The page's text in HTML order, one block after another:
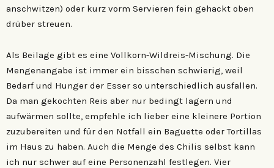
anschwitzen) oder kurz vorm Servieren fein gehackt oben
drüber streuen.
Als Beilage gibt es eine Vollkorn-Wildreis-Mischung. Die
Mengenangabe ist immer ein bisschen schwierig, weil
Bedarf und Hunger der Esser so unterschiedlich ausfallen.
Da man gekochten Reis aber nur bedingt lagern und
aufwärmen sollte, empfehle ich lieber eine kleinere Portion
zuzubereiten und für den Notfall ein Baguette oder Tortillas
im Haus zu haben. Auch die Menge des Chilis selbst kann
ich nur schwer auf eine Personenzahl festlegen. Vier